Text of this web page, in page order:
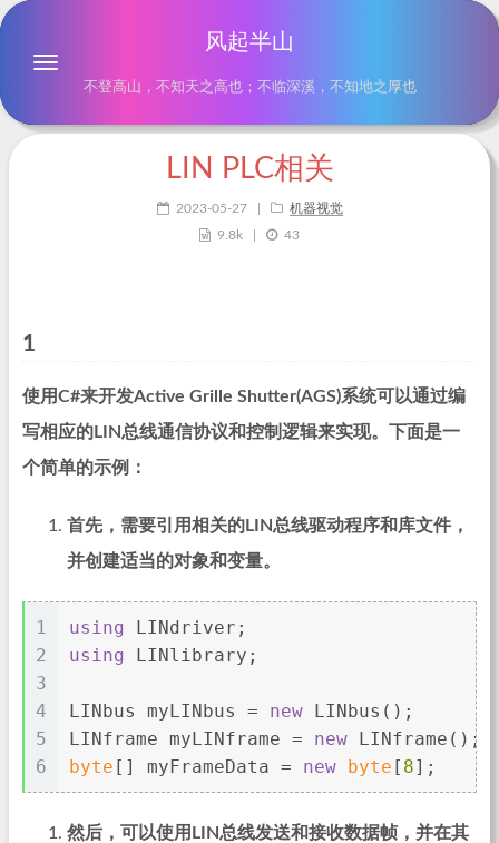
风起半山
不登高山，不知天之高也；不临深溪，不知地之厚也
LIN PLC相关
2023-05-27
机器视觉
9.8k
43
1
使用C#来开发Active Grille Shutter(AGS)系统可以通过编
写相应的LIN总线通信协议和控制逻辑来实现。下面是一
个简单的示例：
首先，需要引用相关的LIN总线驱动程序和库文件，
并创建适当的对象和变量。
1
2
3
4
5
6
using
LINdriver;
using
LINlibrary;
LINbus myLINbus = new LINbus();
LINframe myLINframe = new LINframe();
byte [] myFrameData = new byte [ 8];
然后，可以使用LIN总线发送和接收数据帧，并在其